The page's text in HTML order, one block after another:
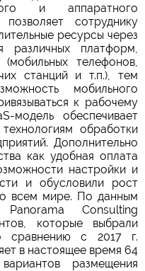
и аппаратного
сотруднику
ресурсы через
различных платформ,
телефонов,
станций и т.п.), тем
мобильного
к рабочему
модель обеспечивает
обработки
Дополнительно
как удобная оплата
настройки и
и обусловили рост
всем мире. По данным
Panorama Consulting
которые выбрали
сравнению с 2017 г.
в настоящее время 64
размещения